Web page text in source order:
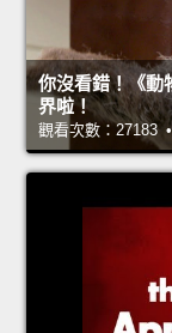
你沒看錯！《動
界啦！
觀看次數：27183